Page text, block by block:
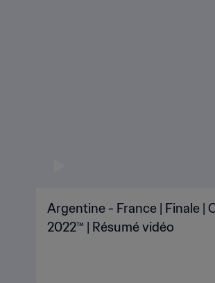
Argentine - France | Finale |
2022™ | Résumé vidéo